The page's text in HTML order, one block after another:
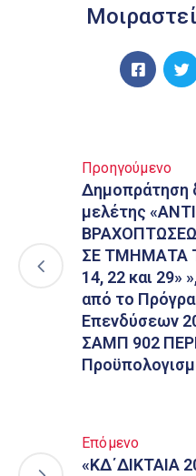
Προηγούμενο
Δημοπράτηση
μελέτης
ΣΕ ΤΜΗΜΑΤΑ
14, 22 και 29»
από το
Επενδύσεων
ΣΑΜΠ 902
Επόμενο
«ΚΔ΄ΔΙΚΤΑΙΑ